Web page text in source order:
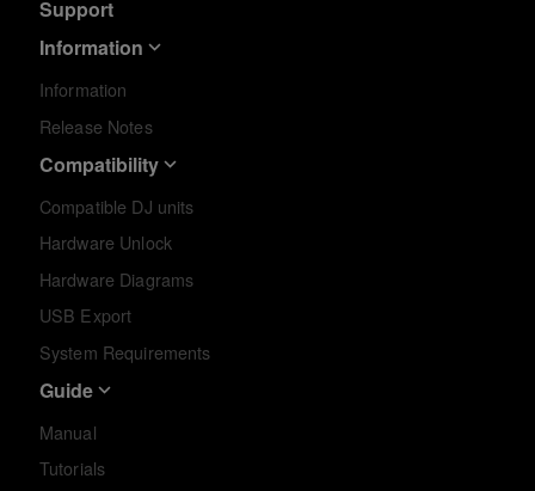
Support
Information
Information
Release Notes
Compatibility
Compatible DJ units
Hardware Unlock
Hardware Diagrams
USB Export
System Requirements
Guide
Manual
Tutorials